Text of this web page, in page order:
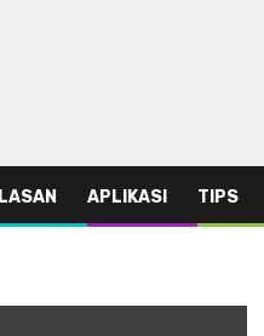
APLIKASI TIPS